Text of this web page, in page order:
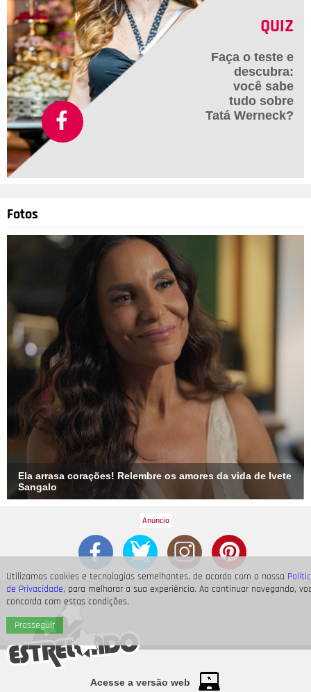
Utilizamos cookies e tecnologias semelhantes, de acordo com a nossa
de Privacidade, para melhorar a sua experiência. Ao continuar navegando,
concorda com estas condições.
Prosseguir
QUIZ
Faça o teste e
descubra:
você sabe
tudo sobre
Tatá Werneck?
Fotos
Ela arrasa corações! Relembre os amores da vida de Ivete
Sangalo
Acesse a versão web